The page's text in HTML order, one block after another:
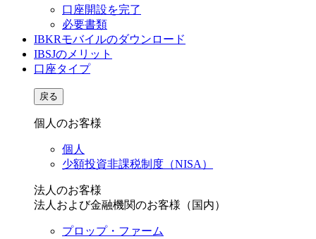
口座開設を完了
必要書類
IBKRモバイルのダウンロード
IBSJのメリット
口座タイプ
戻る
個人のお客様
個人
少額投資非課税制度（NISA）
法人のお客様
法人および金融機関のお客様（国内）
プロップ・ファーム